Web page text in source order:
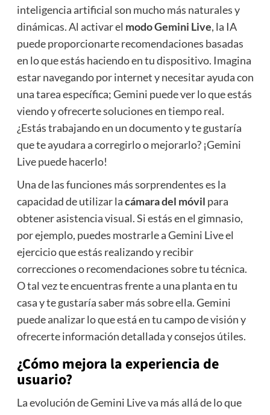
inteligencia artificial son mucho más naturales y
dinámicas. Al activar el modo Gemini Live, la IA
puede proporcionarte recomendaciones basadas
en lo que estás haciendo en tu dispositivo. Imagina
estar navegando por internet y necesitar ayuda con
una tarea específica; Gemini puede ver lo que estás
viendo y ofrecerte soluciones en tiempo real.
¿Estás trabajando en un documento y te gustaría
que te ayudara a corregirlo o mejorarlo? ¡Gemini
Live puede hacerlo!
Una de las funciones más sorprendentes es la
capacidad de utilizar lacámara del móvil para
obtener asistencia visual. Si estás en el gimnasio,
por ejemplo, puedes mostrarle a Gemini Live el
ejercicio que estás realizando y recibir
correcciones o recomendaciones sobre tu técnica.
O tal vez te encuentras frente a una planta en tu
casa y te gustaría saber más sobre ella. Gemini
puede analizar lo que está en tu campo de visión y
ofrecerte información detallada y consejos útiles.
¿Cómo mejora la experiencia de
usuario?
La evolución de Gemini Live va más allá de lo que